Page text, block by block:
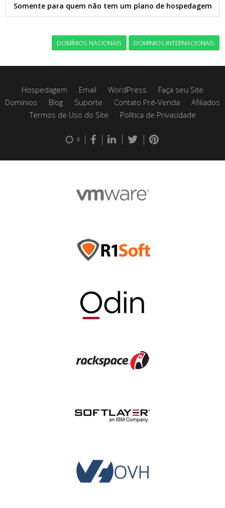
Somente para quem não tem um plano de hospedagem
DOMÍNIOS NACIONAIS DOMÍNIOS INTERNACIONAIS
Hospedagem Email WordPress
Faça seu Site
Domínios
Blog Suporte Contato Pré-Venda
Afiliados
Termos de Uso do Site
Política de Privacidade
0